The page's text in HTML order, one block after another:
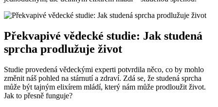
Překvapivé vědecké studie: Jak studená
sprcha prodlužuje život
Studie provedená vědeckými experti potvrdila něco, co by mohlo
změnit náš pohled na stárnutí a zdraví. Zdá se, že studená sprcha
může být tajným elixírem mládí, který nám může prodloužit život.
Jak to přesně funguje?